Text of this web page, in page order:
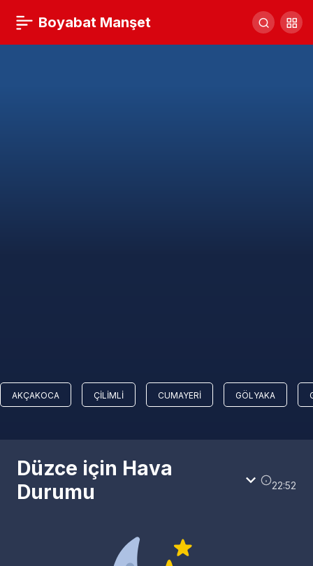
Boyabat Manşet
AKÇAKOCA ÇILIMLI CUMAYERI GÖLYAKA
Düzce için Hava
Durumu
22:52